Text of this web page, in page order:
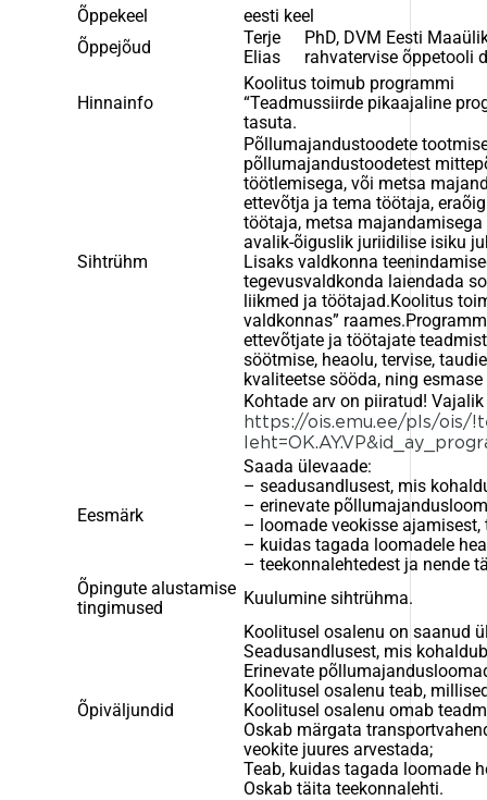
Õppekeel
eesti keel
Õppejõud
Terje
Elias
PhD, DVM Eesti
rahvatervise õppetooli
Hinnainfo
Koolitus toimub programmi
“Teadmussiirde pikaajaline
tasuta.
Sihtrühm
Põllumajandustoodete
põllumajandustoodetest
töötlemisega, või metsa
ettevõtja ja tema töötaja,
töötaja, metsa
avalik-õiguslik juriidilise isiku
Lisaks valdkonna
tegevusvaldkonda laiendada
liikmed ja töötajad.Koolitus
valdkonnas”
ettevõtjate ja töötajate
söötmise, heaolu, tervise,
kvaliteetse sööda, ning
Kohtade arv on piiratud!
https://ois.emu.ee/pls/ois/
Eesmärk
Saada ülevaade:
– seadusandlusest, mis
– erinevate
– loomade veokisse
– kuidas tagada loomadele
– teekonnalehtedest ja nende
Õpingute alustamise
tingimused
Kuulumine sihtrühma.
Õpiväljundid
Koolitusel osalenu on saanud
Seadusandlusest, mis
Erinevate
Koolitusel osalenu teab,
Koolitusel osalenu omab
Oskab märgata
veokite juures arvestada;
Teab, kuidas tagada loomade
Oskab täita teekonnalehti.